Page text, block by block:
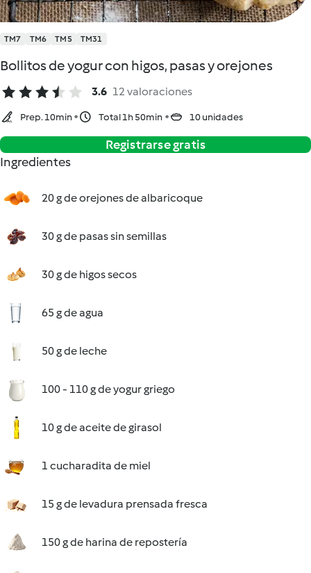
TM7 TM6 TM5 TM31
Bollitos de yogur con higos, pasas y orejones
3.6 12 valoraciones
Prep. 10min Total 1h 50min 10 unidades
Registrarse gratis
Ingredientes
20 g de orejones de albaricoque
30 g de pasas sin semillas
30 g de higos secos
65 g de agua
50 g de leche
100 - 110 g de yogur griego
10 g de aceite de girasol
1 cucharadita de miel
15 g de levadura prensada fresca
150 g de harina de repostería